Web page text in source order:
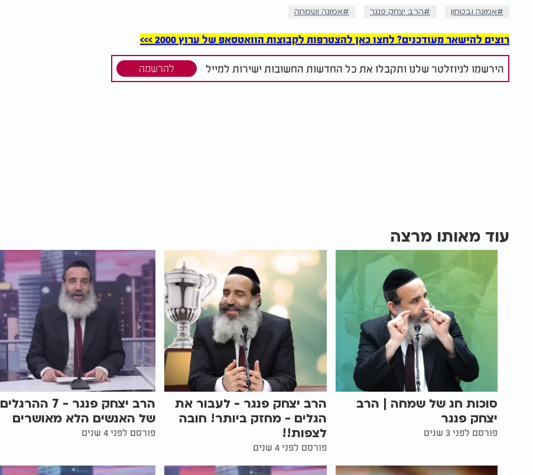
אמונה ובטחון הרב יצחק פנגר אמונה ושמחה
רוצים להישאר מעודכנים? לחצו כאן להצטרפות לקבוצות הוואטסאפ של ערוץ 2000 >>>
הירשמו לניוזלטר שלנו ותקבלו את כל החדשות החשובות ישירות למייל להרשמה
עוד מאותו מרצה
סוכות חג של שמחה | הרב
יצחק פנגר
פורסם לפני 3 שנים
הרב יצחק פנגר - לעבור את
הגלים - מחזק ביותר! חובה
לצפות!!
פורסם לפני 4 שנים
הרב יצחק פנגר - 7 ההרגלים
של האנשים הלא מאושרים
פורסם לפני 4 שנים